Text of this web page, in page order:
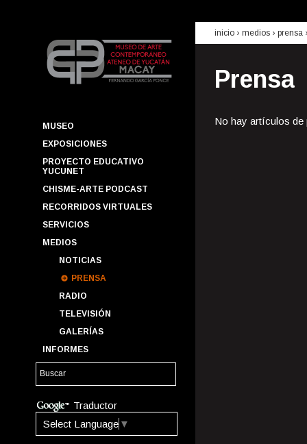
MUSEO
EXPOSICIONES
PROYECTO EDUCATIVO
YUCUNET
CHISME-ARTE PODCAST
RECORRIDOS VIRTUALES
SERVICIOS
MEDIOS
NOTICIAS
PRENSA
RADIO
TELEVISIÓN
GALERÍAS
INFORMES
Traductor
Select Language ▼
inicio › medios › prensa
Prensa
No hay artículos de